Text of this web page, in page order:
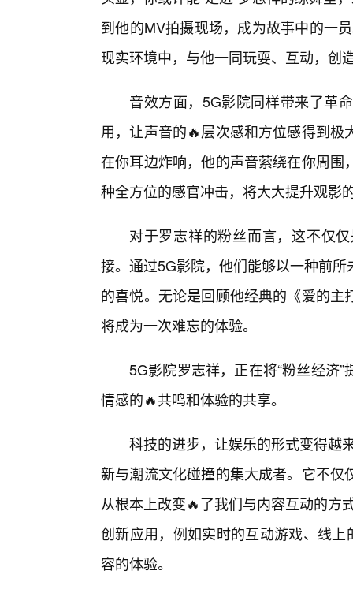
到他的MV拍摄现场，成为故事中的一
现实环境中，与他一同玩耍、互动，创
音效方面，5G影院同样带来了革
用，让声音的🔥层次感和方位感得到
在你耳边炸响，他的声音萦绕在你周
种全方位的感官冲击，将大大提升观影
对于罗志祥的粉丝而言，这不仅
接。通过5G影院，他们能够以一种前
的喜悦。无论是回顾他经典的《爱的
将成为一次难忘的体验。
5G影院罗志祥，正在将“粉丝经济
情感的🔥共鸣和体验的共享。
科技的进步，让娱乐的形式变得越
新与潮流文化碰撞的集大成者。它不
从根本上改变🔥了我们与内容互动的方
创新应用，例如实时的互动游戏、线
容的体验。